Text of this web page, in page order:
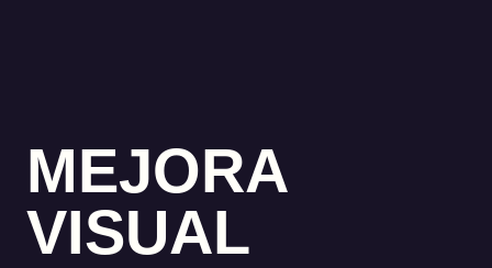
MEJORA
VISUAL